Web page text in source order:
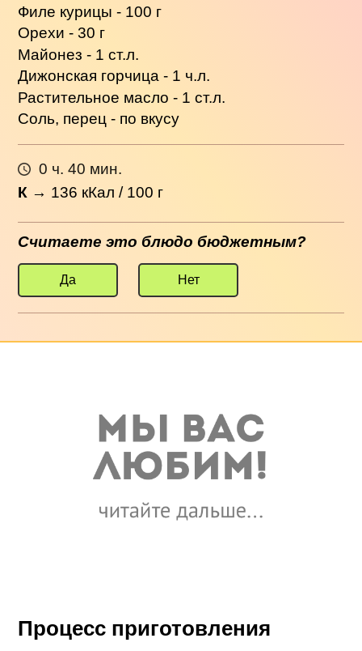
Филе курицы - 100 г
Орехи - 30 г
Майонез - 1 ст.л.
Дижонская горчица - 1 ч.л.
Растительное масло - 1 ст.л.
Соль, перец - по вкусу
0 ч. 40 мин.
К → 136 кКал / 100 г
Считаете это блюдо бюджетным?
Да Нет
Процесс приготовления